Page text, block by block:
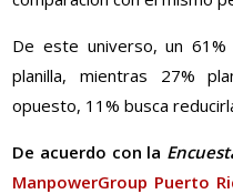
De este universo, un
planilla, mientras 27%
opuesto, 11% busca
De acuerdo con la
ManpowerGroup Puerto